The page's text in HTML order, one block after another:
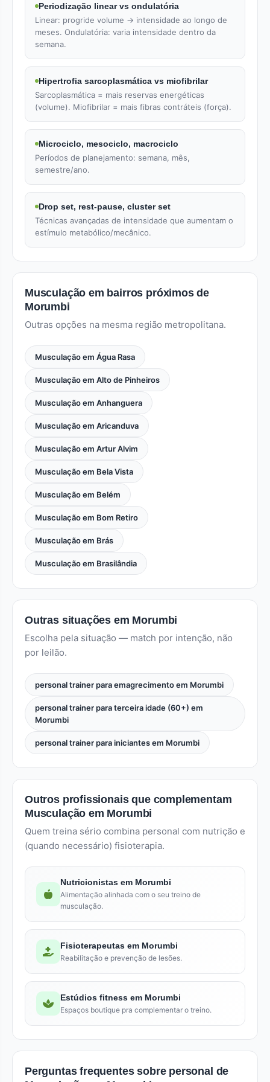
Periodização linear vs ondulatória
Linear: progride volume → intensidade ao longo de
meses. Ondulatória: varia intensidade dentro da
semana.
Hipertrofia sarcoplasmática vs miofibrilar
Sarcoplasmática = mais reservas energéticas
(volume). Miofibrilar = mais fibras contráteis (força).
Microciclo, mesociclo, macrociclo
Períodos de planejamento: semana, mês,
semestre/ano.
Drop set, rest-pause, cluster set
Técnicas avançadas de intensidade que aumentam o
estímulo metabólico/mecânico.
Musculação em bairros próximos de
Morumbi
Outras opções na mesma região metropolitana.
Musculação em Água Rasa
Musculação em Alto de Pinheiros
Musculação em Anhanguera
Musculação em Aricanduva
Musculação em Artur Alvim
Musculação em Bela Vista
Musculação em Belém
Musculação em Bom Retiro
Musculação em Brás
Musculação em Brasilândia
Outras situações em Morumbi
Escolha pela situação — match por intenção, não
por leilão.
personal trainer para emagrecimento em Morumbi
personal trainer para terceira idade (60+) em
Morumbi
personal trainer para iniciantes em Morumbi
Outros profissionais que complementam
Musculação em Morumbi
Quem treina sério combina personal com nutrição e
(quando necessário) fisioterapia.
Nutricionistas em Morumbi
Alimentação alinhada com o seu treino de
musculação.
Fisioterapeutas em Morumbi
Reabilitação e prevenção de lesões.
Estúdios fitness em Morumbi
Espaços boutique pra complementar o treino.
Perguntas frequentes sobre personal de